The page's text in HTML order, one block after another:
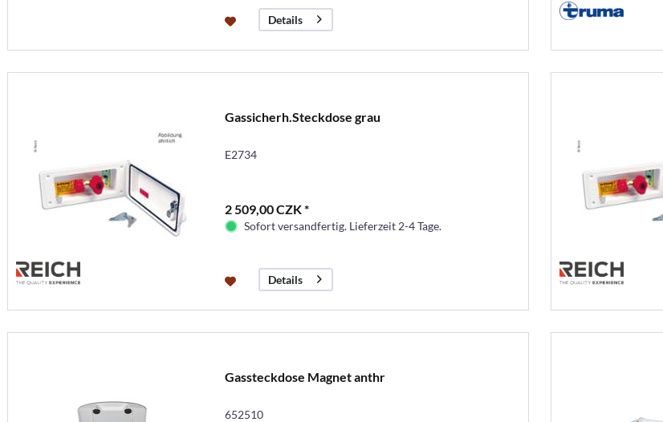
Details
Gassicherh.Steckdose grau
E2734
2 509,00 CZK *
Sofort versandfertig. Lieferzeit 2-4 Tage.
Details
Gassteckdose Magnet anthr
652510